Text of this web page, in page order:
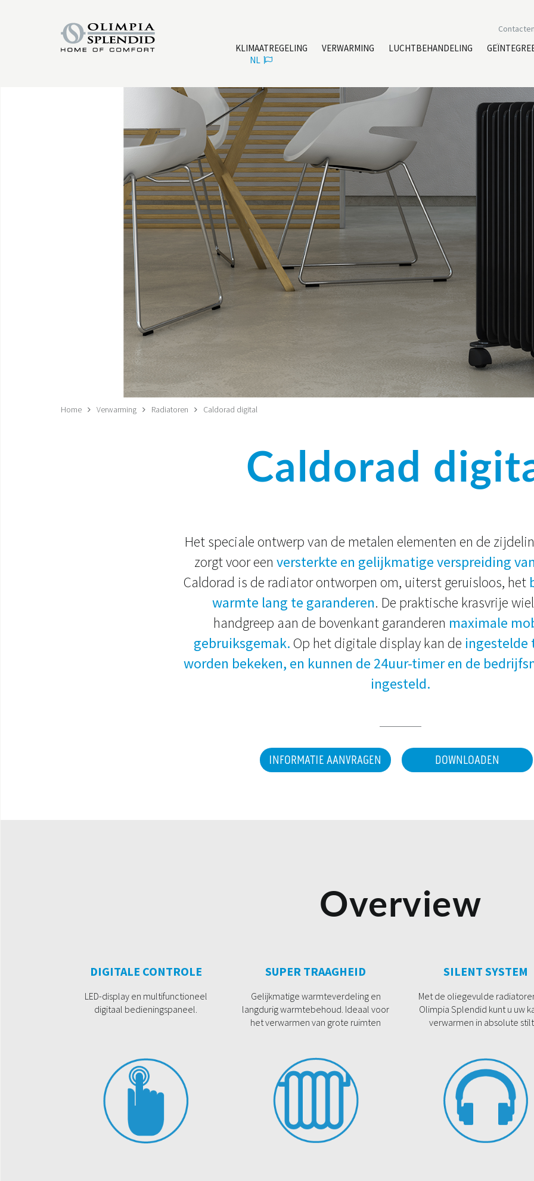
KLIMAATREGELING VERWARMING LUCHTBEHANDELING
NL
Home Verwarming Radiatoren Caldorad digital
Caldorad
Het speciale ontwerp van de metalen elementen en de
zorgt voor een versterkte en gelijkmatige verspreiding
Caldorad is de radiator ontworpen om, uiterst geruisloos, het
warmte lang te garanderen. De praktische krasvrije
handgreep aan de bovenkant garanderen maximale
gebruiksgemak. Op het digitale display kan de ingestelde
worden bekeken, en kunnen de 24uur-timer en de
ingesteld.
INFORMATIE AANVRAGEN DOWNLOADEN
Overview
DIGITALE CONTROLE
LED-display en multifunctioneel
digitaal bedieningspaneel.
SUPER TRAAGHEID
Gelijkmatige warmteverdeling en
langdurig warmtebehoud. Ideaal voor
het verwarmen van grote ruimten
SILENT SYSTEM
Met de oliegevulde
Olimpia Splendid kunt u uw
verwarmen in absolute